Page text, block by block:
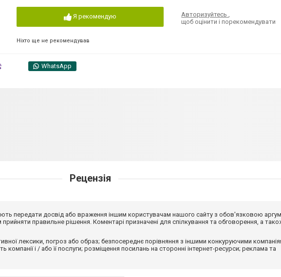
Я рекомендую
Ніхто ще не рекомендував
Авторизуйтесь,
щоб оцінити і порекомендувати
WhatsApp
Рецензія
передати досвід або враження іншим користувачам нашого сайту з обов'язковою
правильне рішення. Коментарі призначені для спілкування та обговорення, а
лексики, погроз або образ; безпосереднє порівняння з іншими конкуруючими
компанії і / або її послуги; розміщення посилань на сторонні інтернет-ресурси; реклама та